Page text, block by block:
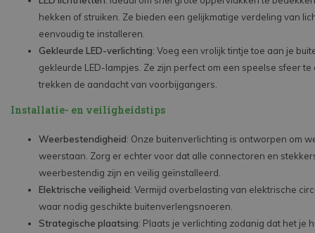
hekken of struiken. Ze bieden een gelijkmatige verdeling van
eenvoudig te installeren.
Gekleurde LED-verlichting: Voeg een vrolijk tintje toe aan je
gekleurde LED-lampjes. Ze zijn perfect om een speelse sfeer
trekken de aandacht van voorbijgangers.
Installatie- en veiligheidstips
Weerbestendigheid: Onze buitenverlichting is ontworpen om
weerstaan. Zorg er echter voor dat alle connectoren en
weerbestendig zijn en veilig geïnstalleerd.
Elektrische veiligheid: Vermijd overbelasting van elektrische
waar nodig geschikte buitenverlengsnoeren.
Strategische plaatsing: Plaats je verlichting zodanig dat het je